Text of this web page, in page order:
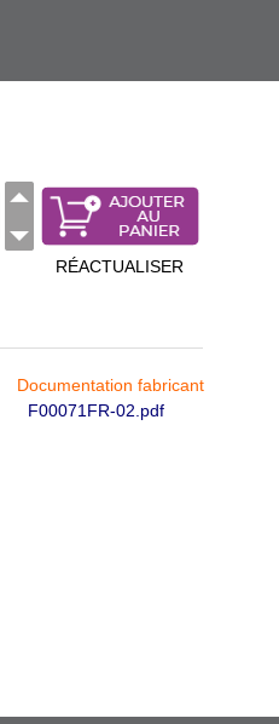
RÉACTUALISER
Documentation fabricant
F00071FR-02.pdf